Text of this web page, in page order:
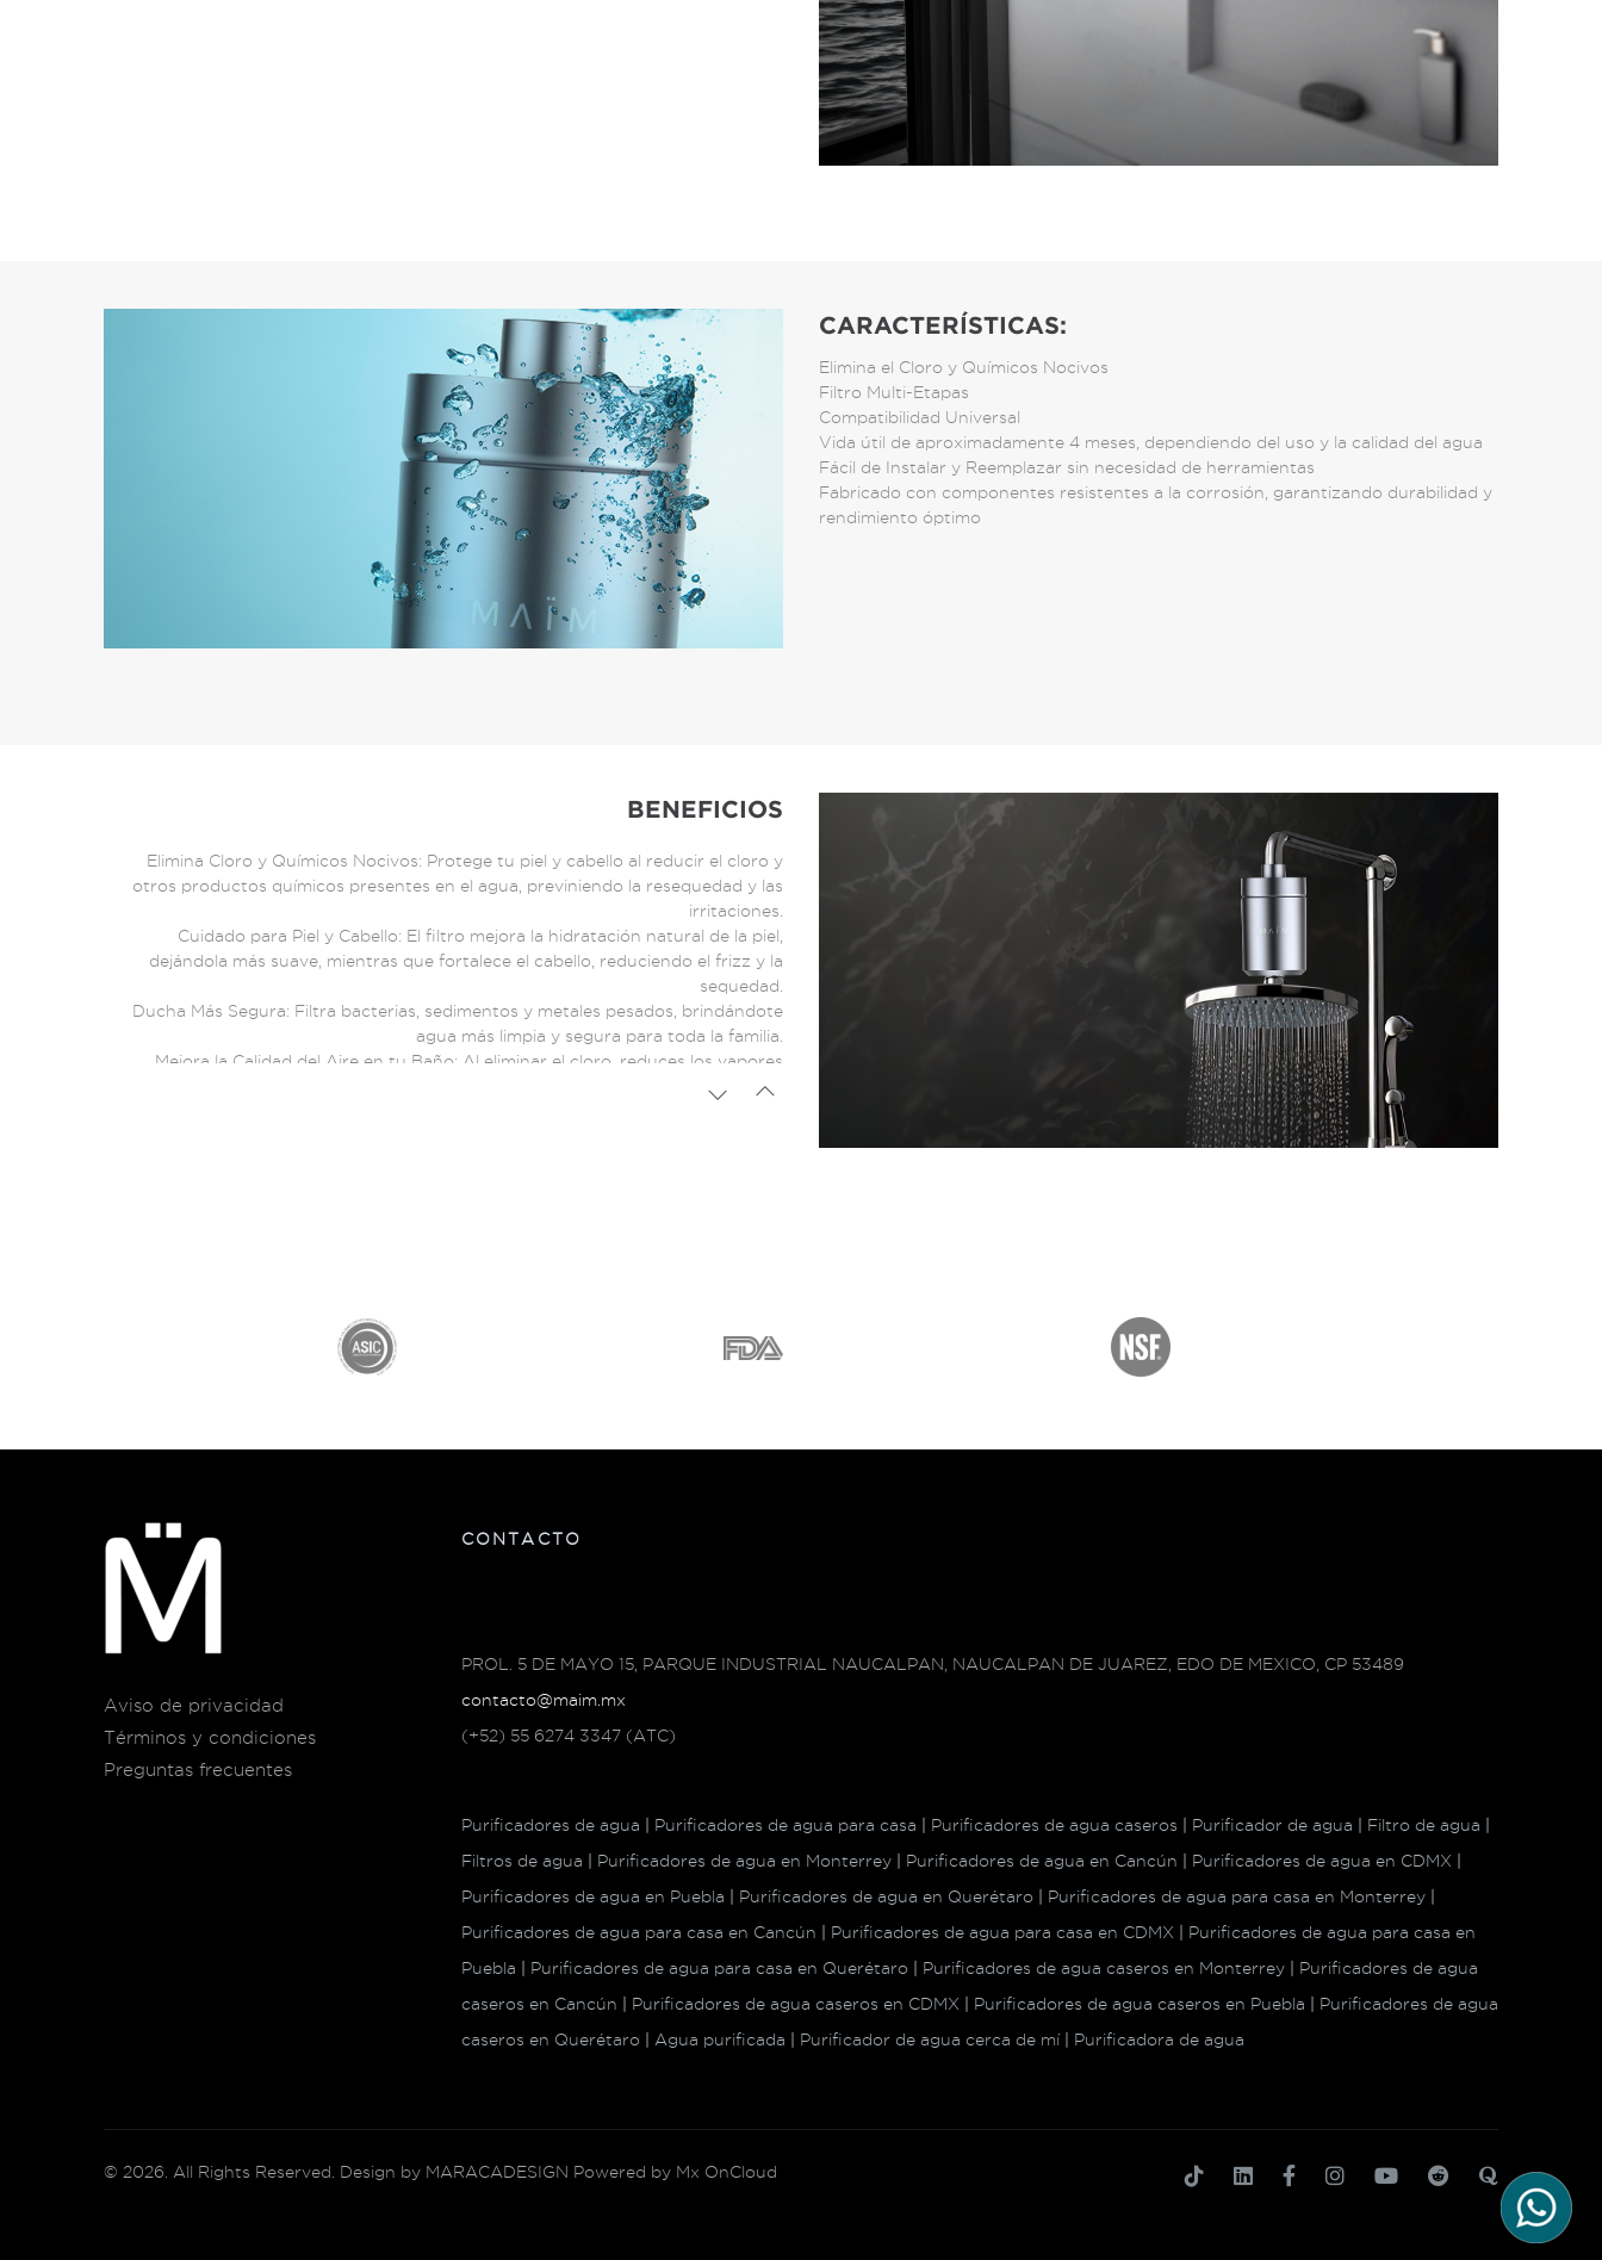
CARACTERÍSTICAS:
Elimina el Cloro y Químicos Nocivos
Filtro Multi-Etapas
Compatibilidad Universal
Vida útil de aproximadamente 4 meses, dependiendo del uso y la calidad del agua
Fácil de Instalar y Reemplazar sin necesidad de herramientas
Fabricado con componentes resistentes a la corrosión, garantizando durabilidad y
rendimiento óptimo
BENEFICIOS
Elimina Cloro y Químicos Nocivos: Protege tu piel y cabello al reducir el cloro y
otros productos químicos presentes en el agua, previniendo la resequedad y las
irritaciones.
Cuidado para Piel y Cabello: El filtro mejora la hidratación natural de la piel,
dejándola más suave, mientras que fortalece el cabello, reduciendo el frizz y la
sequedad.
Ducha Más Segura: Filtra bacterias, sedimentos y metales pesados, brindándote
agua más limpia y segura para toda la familia.
Mejora la Calidad del Aire en tu Baño: Al eliminar el cloro, reduces los vapores
tóxicos que se generan con el agua caliente, mejorando el aire que respiras
Aviso de privacidad
Términos y condiciones
Preguntas frecuentes
CONTACTO
PROL. 5 DE MAYO 15, PARQUE INDUSTRIAL NAUCALPAN, NAUCALPAN DE JUAREZ, EDO DE MEXICO, CP 53489
contacto@maim.mx
(+52) 55 6274 3347 (ATC)
Purificadores de agua | Purificadores de agua para casa | Purificadores de agua caseros | Purificador de agua | Filtro de agua |
Filtros de agua | Purificadores de agua en Monterrey | Purificadores de agua en Cancún | Purificadores de agua en CDMX |
Purificadores de agua en Puebla | Purificadores de agua en Querétaro | Purificadores de agua para casa en Monterrey |
Purificadores de agua para casa en Cancún | Purificadores de agua para casa en CDMX | Purificadores de agua para casa en
Puebla | Purificadores de agua para casa en Querétaro | Purificadores de agua caseros en Monterrey | Purificadores de agua
caseros en Cancún | Purificadores de agua caseros en CDMX | Purificadores de agua caseros en Puebla | Purificadores de agua
caseros en Querétaro | Agua purificada | Purificador de agua cerca de mí| Purificadora de agua
© 2026 . All Rights Reserved. Design by MARACADESIGN Powered by Mx OnCloud